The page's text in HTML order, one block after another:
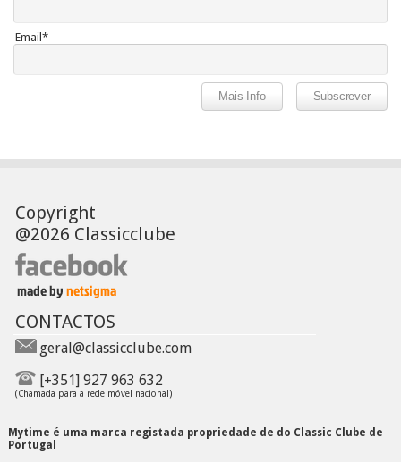
Email*
Copyright
@2026 Classicclube
CONTACTOS
geral@classicclube.com
[+351] 927 963 632
(Chamada para a rede móvel nacional)
Mytime é uma marca registada propriedade de do Classic Clube de
Portugal